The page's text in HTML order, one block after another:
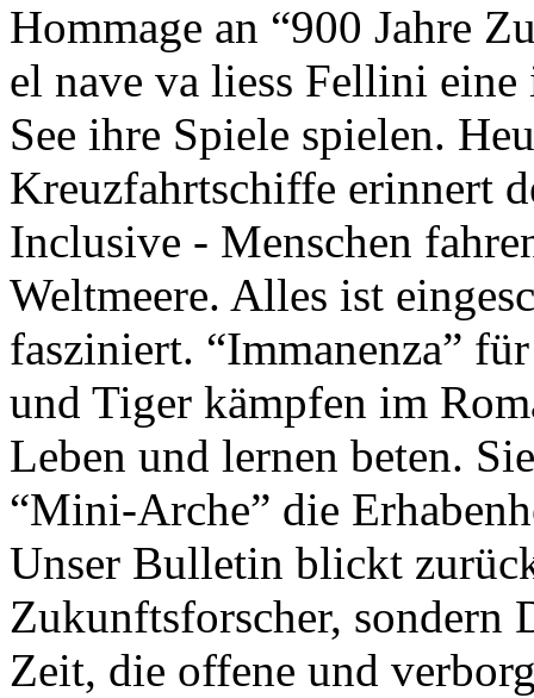
Hommage an “900 Jahre
el nave va liess Fellini
See ihre Spiele spielen.
Kreuzfahrtschiffe erinnert
Inclusive - Menschen
Weltmeere. Alles ist
fasziniert. “Immanenza”
und Tiger kämpfen im
Leben und lernen beten.
“Mini-Arche” die
Unser Bulletin blickt
Zukunftsforscher, sondern
Zeit, die offene und